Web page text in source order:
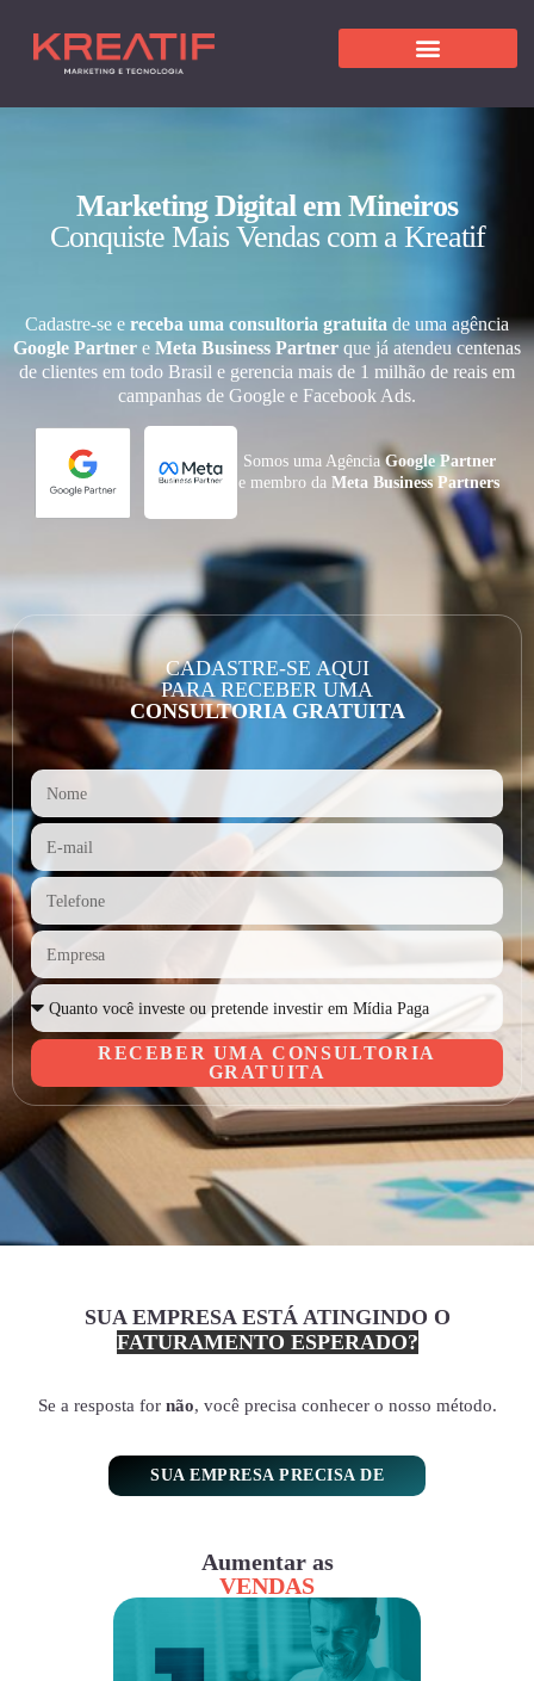
Marketing Digital em Mineiros
Conquiste Mais Vendas com a Kreatif
Cadastre-se e receba uma consultoria gratuita de uma agência
Google Partner e Meta Business Partner que já atendeu centenas
de clientes em todo Brasil e gerencia mais de 1 milhão de reais em
campanhas de Google e Facebook Ads.
Somos uma AgênciaGoogle Partner
e membro daMeta Business Partners
CADASTRE-SE AQUI
PARA RECEBER UMA
CONSULTORIA GRATUITA
RECEBER UMA CONSULTORIA
GRATUITA
SUA EMPRESA ESTÁ ATINGINDO O
FATURAMENTO ESPERADO?
Se a resposta for não, você precisa conhecer o nosso método.
SUA EMPRESA PRECISA DE
Aumentar as
VENDAS